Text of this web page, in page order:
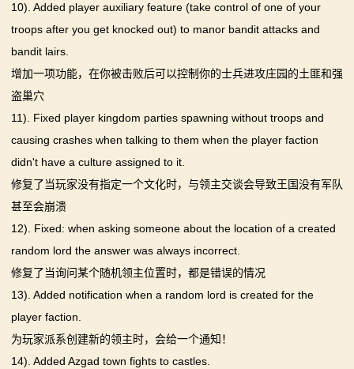
10). Added player auxiliary feature (take control of one of your
troops after you get knocked out) to manor bandit attacks and
bandit lairs.
增加一项功能，在你被击败后可以控制你的士兵进攻庄园的土匪和强
盗巢穴
11). Fixed player kingdom parties spawning without troops and
causing crashes when talking to them when the player faction
didn't have a culture assigned to it.
修复了当玩家没有指定一个文化时，与领主交谈会导致王国没有军队
甚至会崩溃
12). Fixed: when asking someone about the location of a created
random lord the answer was always incorrect.
修复了当询问某个随机领主位置时，都是错误的情况
13). Added notification when a random lord is created for the
player faction.
为玩家派系创建新的领主时，会给一个通知！
14). Added Azgad town fights to castles.